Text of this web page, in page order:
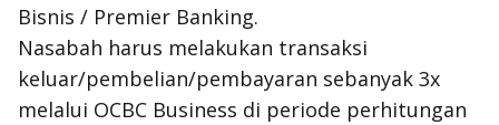
Bisnis / Premier Banking.
Nasabah harus melakukan transaksi
keluar/pembelian/pembayaran sebanyak 3x
melalui OCBC Business di periode perhitungan